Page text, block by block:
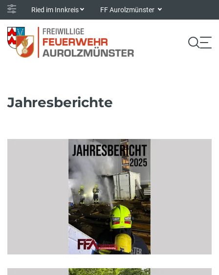
Ried im Innkreis FF Aurolzmünster
Jahresberichte